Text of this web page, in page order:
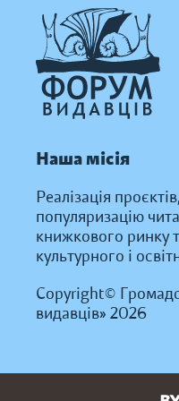
Наша місія
Реалізація
популяризацію
книжкового ринку
культурного і
Copyright©
видавців» 2026